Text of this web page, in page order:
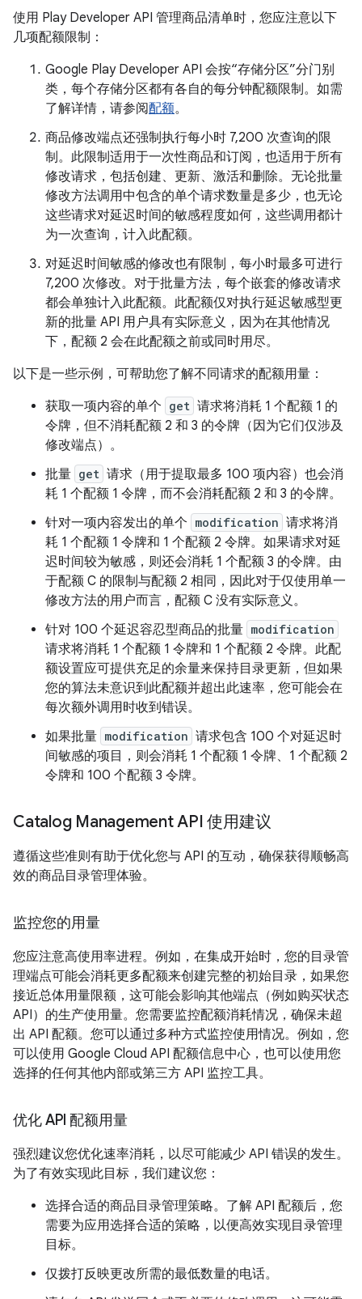
使用 Play Developer API 管理商品清单时，您应注意以下
几项配额限制：
Google Play Developer API 会按“存储分区”分门别
类，每个存储分区都有各自的每分钟配额限制。如需
了解详情，请参阅配额。
商品修改端点还强制执行每小时 7,200 次查询的限
制。此限制适用于一次性商品和订阅，也适用于所有
修改请求，包括创建、更新、激活和删除。无论批量
修改方法调用中包含的单个请求数量是多少，也无论
这些请求对延迟时间的敏感程度如何，这些调用都计
为一次查询，计入此配额。
对延迟时间敏感的修改也有限制，每小时最多可进行
7,200 次修改。对于批量方法，每个嵌套的修改请求
都会单独计入此配额。此配额仅对执行延迟敏感型更
新的批量 API 用户具有实际意义，因为在其他情况
下，配额 2 会在此配额之前或同时用尽。
以下是一些示例，可帮助您了解不同请求的配额用量：
获取一项内容的单个 get 请求将消耗 1 个配额 1 的
令牌，但不消耗配额 2 和 3 的令牌（因为它们仅涉及
修改端点）。
批量 get 请求（用于提取最多 100 项内容）也会消
耗 1 个配额 1 令牌，而不会消耗配额 2 和 3 的令牌。
针对一项内容发出的单个 modification 请求将消
耗 1 个配额 1 令牌和 1 个配额 2 令牌。如果请求对延
迟时间较为敏感，则还会消耗 1 个配额 3 的令牌。由
于配额 C 的限制与配额 2 相同，因此对于仅使用单一
修改方法的用户而言，配额 C 没有实际意义。
针对 100 个延迟容忍型商品的批量 modification
请求将消耗 1 个配额 1 令牌和 1 个配额 2 令牌。此配
额设置应可提供充足的余量来保持目录更新，但如果
您的算法未意识到此配额并超出此速率，您可能会在
每次额外调用时收到错误。
如果批量 modification 请求包含 100 个对延迟时
间敏感的项目，则会消耗 1 个配额 1 令牌、1 个配额 2
令牌和 100 个配额 3 令牌。
Catalog Management API 使用建议
遵循这些准则有助于优化您与 API 的互动，确保获得顺畅高
效的商品目录管理体验。
监控您的用量
您应注意高使用率进程。例如，在集成开始时，您的目录管
理端点可能会消耗更多配额来创建完整的初始目录，如果您
接近总体用量限额，这可能会影响其他端点（例如购买状态
API）的生产使用量。您需要监控配额消耗情况，确保未超
出 API 配额。您可以通过多种方式监控使用情况。例如，您
可以使用 Google Cloud API 配额信息中心，也可以使用您
选择的任何其他内部或第三方 API 监控工具。
优化 API 配额用量
强烈建议您优化速率消耗，以尽可能减少 API 错误的发生。
为了有效实现此目标，我们建议您：
选择合适的商品目录管理策略。了解 API 配额后，您
需要为应用选择合适的策略，以便高效实现目录管理
目标。
仅拨打反映更改所需的最低数量的电话。